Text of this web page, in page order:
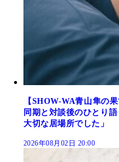
【SHOW-WA青山隼の
同期と対談後のひとり
大切な居場所でした」
2026年08月02日 20:00